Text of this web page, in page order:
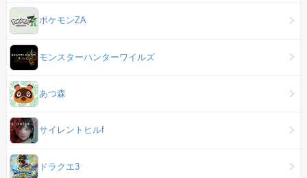
ポケモンZA
モンスターハンターワイルズ
あつ森
サイレントヒルf
ドラクエ3